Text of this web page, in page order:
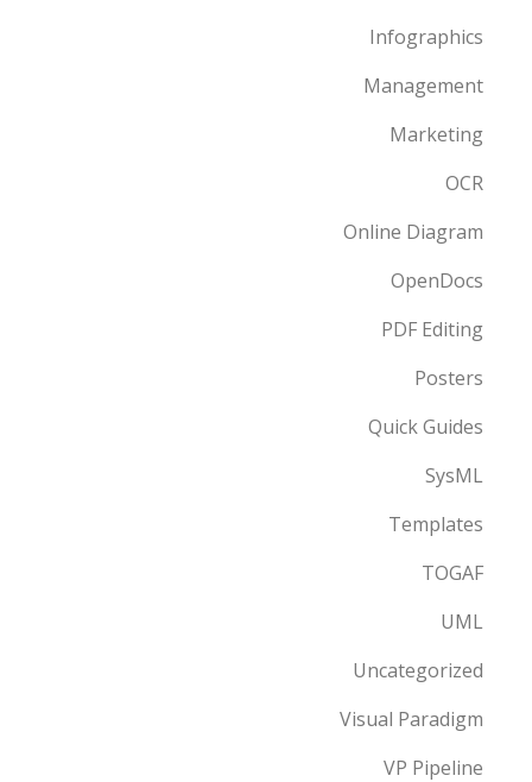
Infographics
Management
Marketing
OCR
Online Diagram
OpenDocs
PDF Editing
Posters
Quick Guides
SysML
Templates
TOGAF
UML
Uncategorized
Visual Paradigm
VP Pipeline